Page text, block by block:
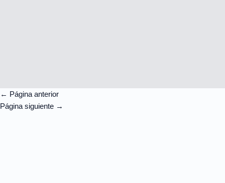
← Página anterior
Página siguiente →